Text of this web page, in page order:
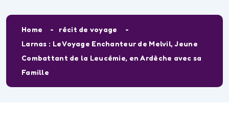
Home
récit de voyage
Larnas : Le Voyage Enchanteur de Melvil, Jeune
Combattant de la Leucémie, en Ardèche avec sa
Famille